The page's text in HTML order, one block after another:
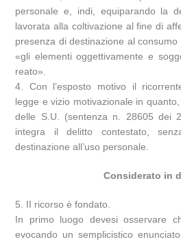
personale e, indi, equiparando la
lavorata alla coltivazione al fine di
presenza di destinazione al
«gli elementi oggettivamente e
reato».
4. Con l’esposto motivo il
legge e vizio motivazionale in
delle S.U. (sentenza n. 28605 dei
integra il delitto contestato,
destinazione all’uso personale.
Considerato in
5. II ricorso è fondato.
In primo luogo devesi osservare
evocando un semplicistico